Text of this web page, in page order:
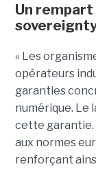
Un
« Les
opérateurs
garanties
numérique. Le
cette garantie.
aux normes
renforçant